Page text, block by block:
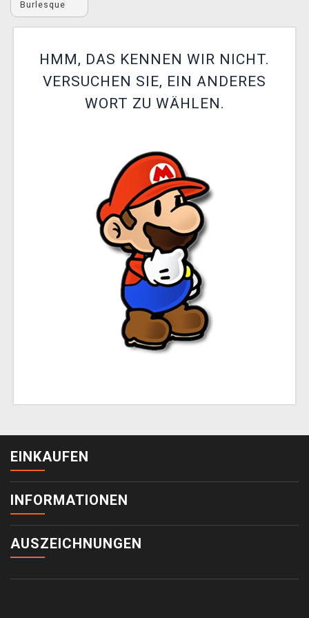
XZONE CLUB
Burlesque
HMM, DAS KENNEN WIR NICHT.
VERSUCHEN SIE, EIN ANDERES
WORT ZU WÄHLEN.
EINKAUFEN
INFORMATIONEN
AUSZEICHNUNGEN